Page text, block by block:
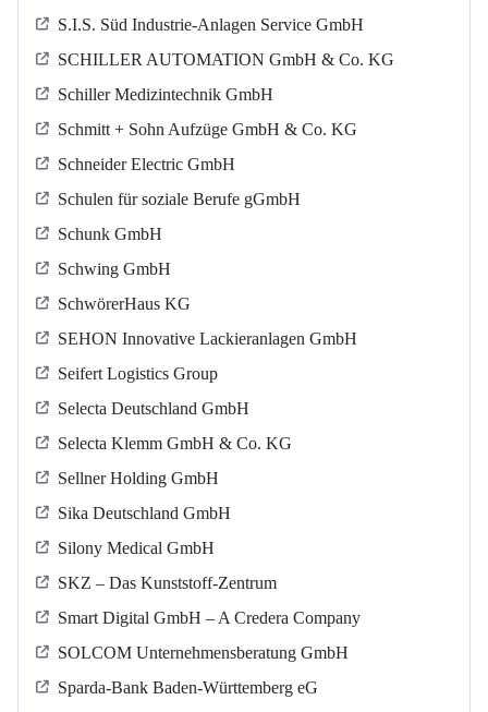
S.I.S. Süd Industrie-Anlagen Service GmbH
SCHILLER AUTOMATION GmbH & Co. KG
Schiller Medizintechnik GmbH
Schmitt + Sohn Aufzüge GmbH & Co. KG
Schneider Electric GmbH
Schulen für soziale Berufe gGmbH
Schunk GmbH
Schwing GmbH
SchwörerHaus KG
SEHON Innovative Lackieranlagen GmbH
Seifert Logistics Group
Selecta Deutschland GmbH
Selecta Klemm GmbH & Co. KG
Sellner Holding GmbH
Sika Deutschland GmbH
Silony Medical GmbH
SKZ – Das Kunststoff-Zentrum
Smart Digital GmbH – A Credera Company
SOLCOM Unternehmensberatung GmbH
Sparda-Bank Baden-Württemberg eG